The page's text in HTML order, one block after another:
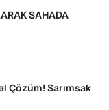
SAHADA
Çözüm! Sarımsak